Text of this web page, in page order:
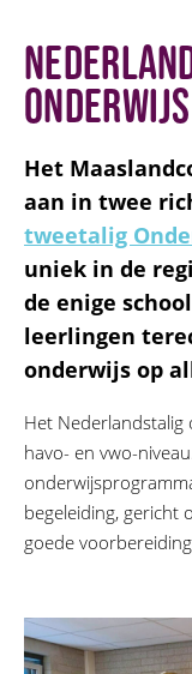
onderwijs
Het
aan in twee
tweetalig
uniek in de
de enige
leerlingen
onderwijs op
Het Nederlandstalig
havo- en vwo-
begeleiding, gericht
goede